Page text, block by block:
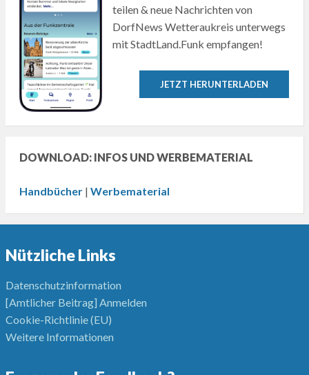
teilen & neue Nachrichten von
DorfNews Wetteraukreis unterwegs
mit StadtLand.Funk empfangen!
JETZT HERUNTERLADEN
DOWNLOAD: INFOS UND WERBEMATERIAL
Handbücher| Werbematerial
Nützliche Links
Datenschutzinformation
[Amtlicher Beitrag] Anmelden
Cookie-Richtlinie (EU)
Weitere Informationen